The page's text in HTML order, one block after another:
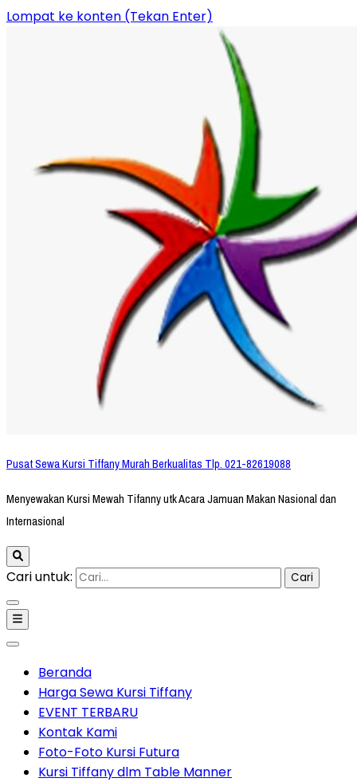
Lompat ke konten (Tekan Enter)
Pusat Sewa Kursi Tiffany Murah Berkualitas Tlp. 021-82619088
Menyewakan Kursi Mewah Tifanny utk Acara Jamuan Makan Nasional dan
Internasional
Cari untuk:
Beranda
Harga Sewa Kursi Tiffany
EVENT TERBARU
Kontak Kami
Foto-Foto Kursi Futura
Kursi Tiffany dlm Table Manner